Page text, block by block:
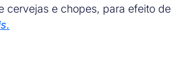
cervejas e chopes, para efeito de